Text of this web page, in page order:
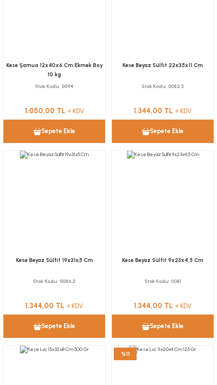
Kese Şamua 12x40x6 Cm Ekmek Boy
10 kg
Stok Kodu 0094
1.050,00 TL + KDV
Sepete Ekle
Kese Beyaz Sülfit 22x35x11 Cm
Stok Kodu 0082.5
1.344,00 TL + KDV
Sepete Ekle
Kese Beyaz Sülfit 19x31x5 Cm
Stok Kodu 0086.2
1.344,00 TL + KDV
Sepete Ekle
Kese Beyaz Sülfit 9x23x4,5 Cm
Stok Kodu 0081
1.344,00 TL + KDV
Sepete Ekle
%11